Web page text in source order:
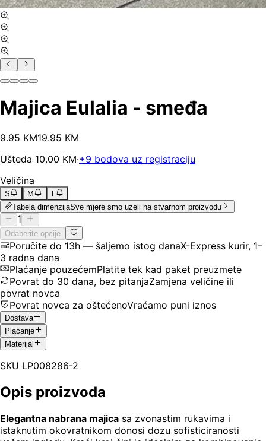
Majica Eulalia - smeđa
9.95 KM19.95 KM
Ušteda 10.00 KM·+9 bodova uz registraciju
Veličina
S M
L
Tabela dimenzijaSve mjere smo uzeli na stvarnom proizvodu
1
Odaberite opcije
Poručite do 13h — šaljemo istog danaX-Express kurir, 1–
3 radna dana
Plaćanje pouzećemPlatite tek kad paket preuzmete
Povrat do 30 dana, bez pitanjaZamjena veličine ili
povrat novca
Povrat novca za oštećenoVraćamo puni iznos
Dostava
Plaćanje
Materijal
SKU LP008286-2
Opis proizvoda
Elegantna nabrana majica sa zvonastim rukavima i
istaknutim okovratnikom donosi dozu sofisticiranosti